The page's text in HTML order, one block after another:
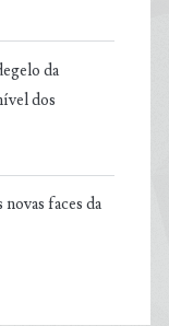
da
dos
faces da